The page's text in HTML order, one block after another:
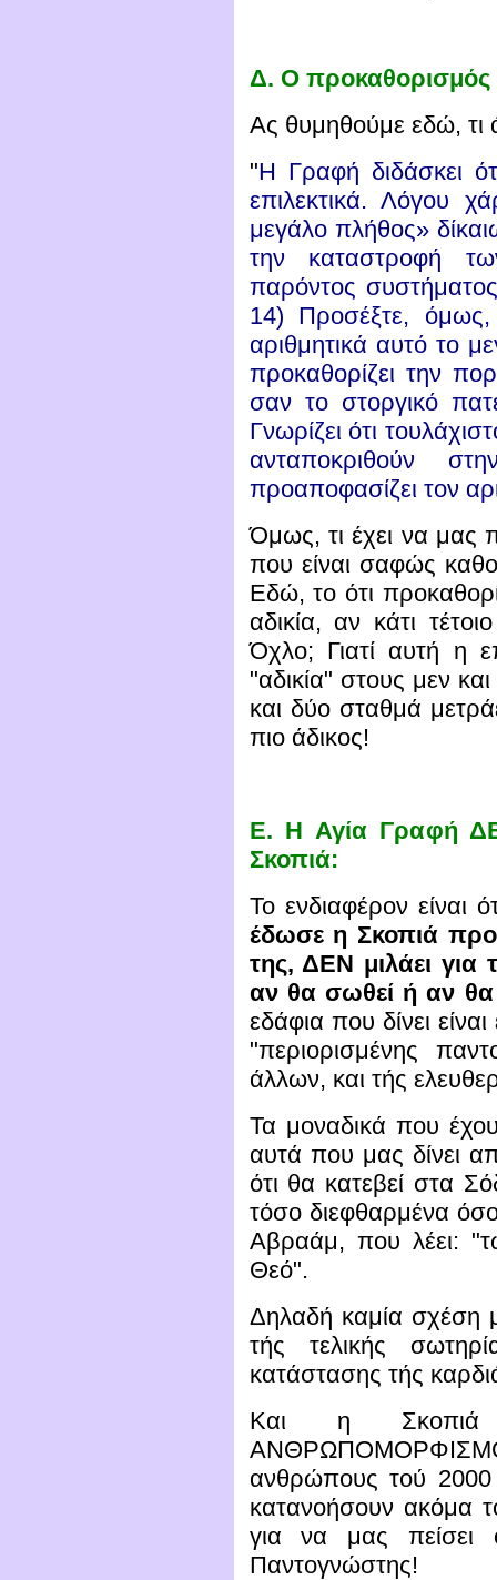
Δ. Ο προκαθορισμός
Ας θυμηθούμε εδώ, τι
"Η Γραφή διδάσκει
επιλεκτικά. Λόγου
μεγάλο πλήθος»
την καταστροφή
παρόντος
14) Προσέξτε,
αριθμητικά αυτό το
προκαθορίζει την
σαν το στοργικό
Γνωρίζει ότι
ανταποκριθούν
προαποφασίζει τον
Όμως, τι έχει να μας
που είναι σαφώς
Εδώ, το ότι
αδικία, αν κάτι
Όχλο; Γιατί αυτή η
"αδικία" στους μεν
και δύο σταθμά
πιο άδικος!
Ε. Η Αγία Γραφή
Σκοπιά:
Το ενδιαφέρον είναι
έδωσε η Σκοπιά
της, ΔΕΝ μιλάει
αν θα σωθεί ή αν θα
εδάφια που δίνει
"περιορισμένης
άλλων, και τής
Τα μοναδικά που
αυτά που μας δίνει
ότι θα κατεβεί στα
τόσο διεφθαρμένα
Αβραάμ, που λέει:
Θεό".
Δηλαδή καμία σχέση
τής τελικής
κατάστασης τής
Και η Σκοπιά
ανθρώπους τού
κατανοήσουν ακόμα
για να μας πείσει
Παντογνώστης!